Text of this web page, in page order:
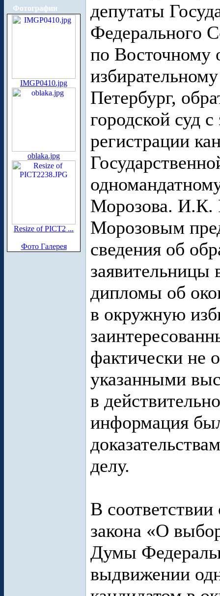
Фотографии
IMGP0410.jpg
oblaka.jpg
Resize of PICT2 ...
Фото Галерея
депутаты
Федерального
по Восточному
Петербург,
городской суд
регистрации
Морозова. И.К.
Морозовым
сведения об
заявительницы
дипломы об
в окружную
фактически не
указанными
в
информация
делу.
В
закона «О
Думы
выдвижении